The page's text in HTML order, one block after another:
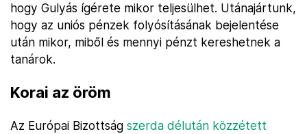
hogy Gulyás ígérete mikor teljesülhet. Utánajártunk,
hogy az uniós pénzek folyósításának bejelentése
után mikor, miből és mennyi pénzt kereshetnek a
tanárok.
Korai az öröm
Az Európai Bizottság szerda délután közzétett